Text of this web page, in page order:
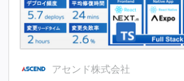
アセンド株式会社